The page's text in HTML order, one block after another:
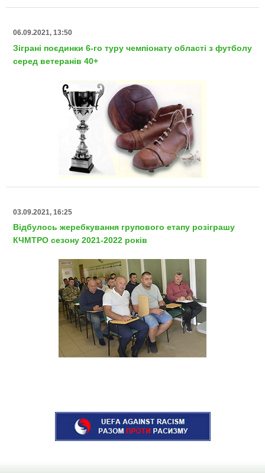
06.09.2021, 13:50
Зіграні поєдинки 6-го туру чемпіонату області з футболу
серед ветеранів 40+
03.09.2021, 16:25
Відбулось жеребкування групового етапу розіграшу
КЧМТРО сезону 2021-2022 років